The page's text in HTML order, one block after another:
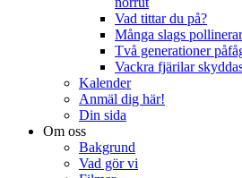
Vad tittar du på?
Många slags
Två generationer
Vackra fjärilar
Kalender
Anmäl dig här!
Din sida
Om oss
Bakgrund
Vad gör vi